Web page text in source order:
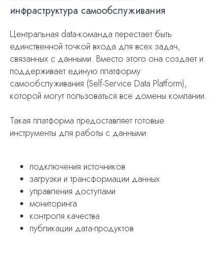
инфраструктура самообслуживания
Центральная data-команда перестает быть
единственной точкой входа для всех задач,
связанных с данными. Вместо этого она создает и
поддерживает единую платформу
самообслуживания (Self-Service Data Platform),
которой могут пользоваться все домены компании.
Такая платформа предоставляет готовые
инструменты для работы с данными:
подключения источников
загрузки и трансформации данных
управления доступами
мониторинга
контроля качества
публикации дата-продуктов